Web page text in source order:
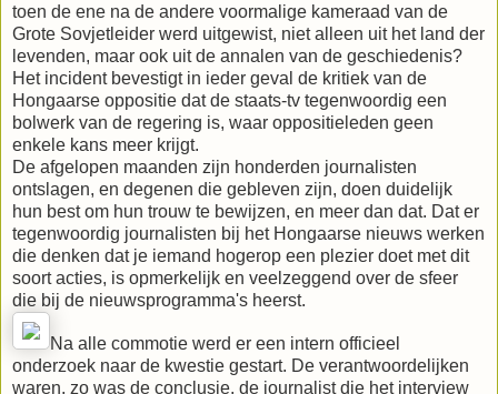
toen de ene na de andere voormalige kameraad van de
Grote Sovjetleider werd uitgewist, niet alleen uit het land der
levenden, maar ook uit de annalen van de geschiedenis?
Het incident bevestigt in ieder geval de kritiek van de
Hongaarse oppositie dat de staats-tv tegenwoordig een
bolwerk van de regering is, waar oppositieleden geen
enkele kans meer krijgt.
De afgelopen maanden zijn honderden journalisten
ontslagen, en degenen die gebleven zijn, doen duidelijk
hun best om hun trouw te bewijzen, en meer dan dat. Dat er
tegenwoordig journalisten bij het Hongaarse nieuws werken
die denken dat je iemand hogerop een plezier doet met dit
soort acties, is opmerkelijk en veelzeggend over de sfeer
die bij de nieuwsprogramma's heerst.
Na alle commotie werd er een intern officieel
onderzoek naar de kwestie gestart. De verantwoordelijken
waren, zo was de conclusie, de journalist die het interview